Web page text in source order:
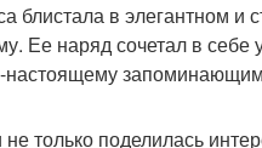
блистала в элегантном и
Ее наряд сочетал в себе
настоящему
только поделилась